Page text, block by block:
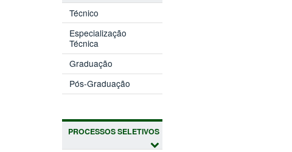
Técnico
Especialização
Técnica
Graduação
Pós-Graduação
PROCESSOS SELETIVOS